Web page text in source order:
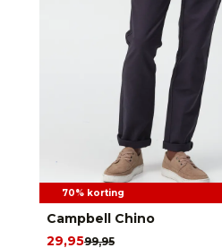
70% korting
Campbell Chino
99,95
29,95